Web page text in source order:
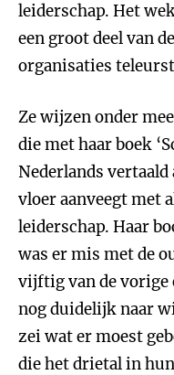
leiderschap. Het
een groot deel van
organisaties
Ze wijzen onder
die met haar boek
Nederlands vertaald
vloer aanveegt met
leiderschap. Haar
was er mis met de
vijftig van de vorige
nog duidelijk naar
zei wat er moest
die het drietal in